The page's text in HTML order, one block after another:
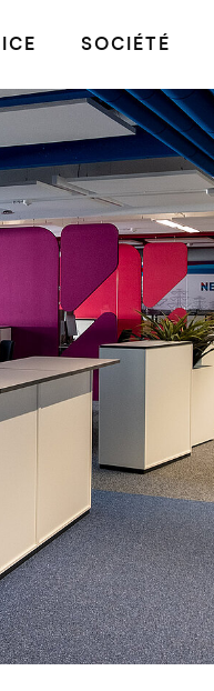
SOCIÉTÉ